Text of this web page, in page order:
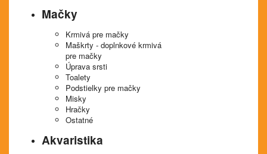
Mačky
Krmivá pre mačky
Maškrty - doplnkové krmivá
pre mačky
Úprava srsti
Toalety
Podstielky pre mačky
Misky
Hračky
Ostatné
Akvaristika